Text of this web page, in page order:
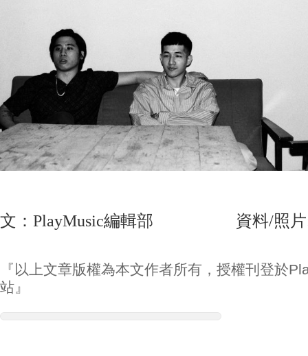
文：PlayMusic編輯部 資料/照片:
『以上文章版權為本文作者所有，授權刊登於
站』